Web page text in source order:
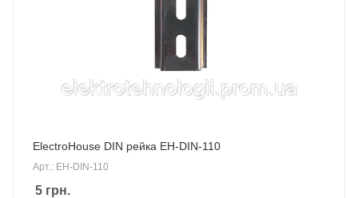
ElectroHouse DIN рейка EH-DIN-110
Арт.: EH-DIN-110
5 грн.